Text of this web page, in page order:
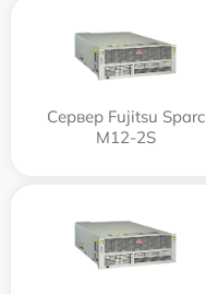
Сервер Fujitsu Sparc
M12-2S